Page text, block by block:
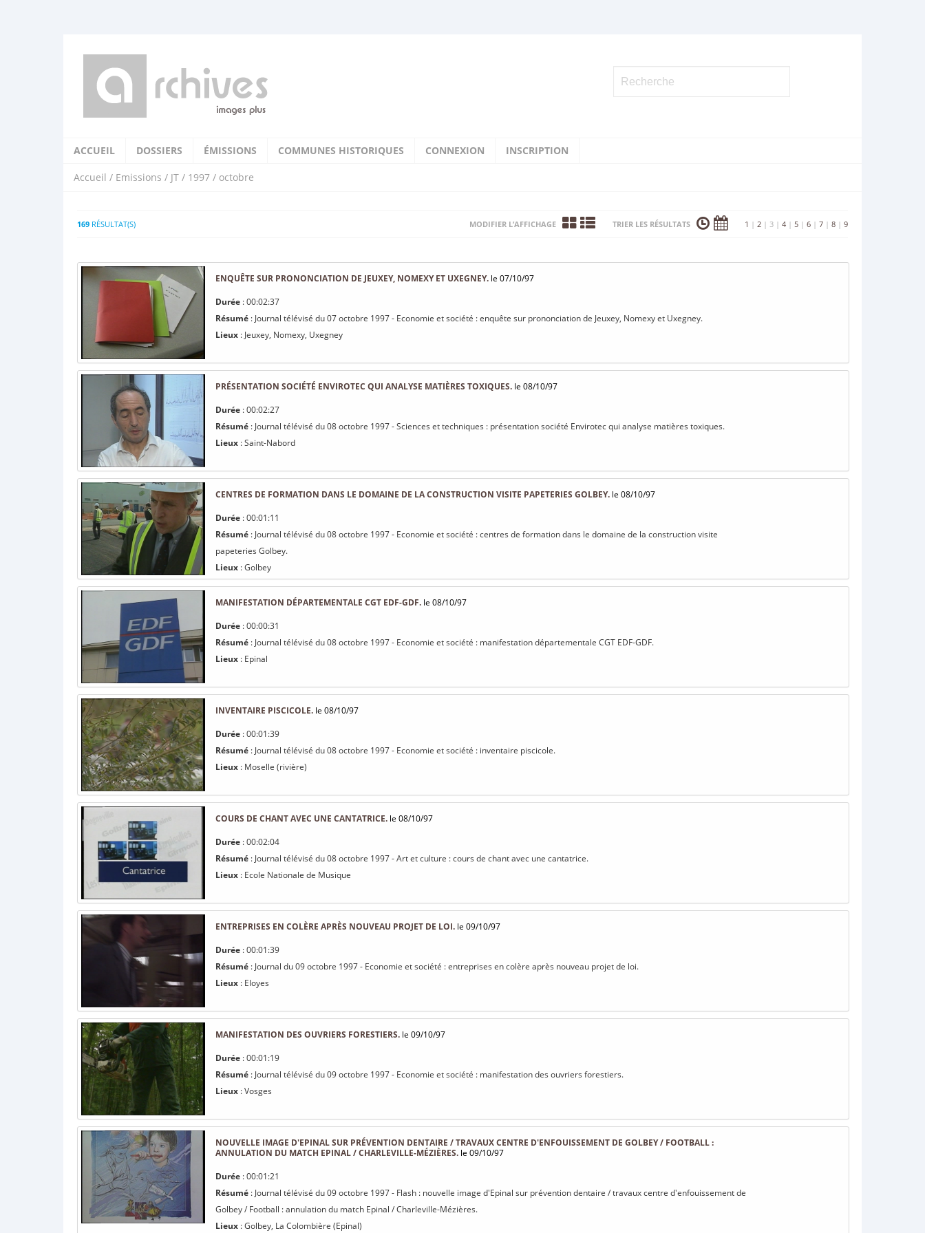
ACCUEIL DOSSIERS ÉMISSIONS COMMUNES HISTORIQUES CONNEXION INSCRIPTION
Accueil / Emissions / JT / 1997 / octobre
169 RÉSULTAT(S) 1 | 2 | 3 | 4 | 5 | 6 | 7 | 8 | 9
TRIER LES RÉSULTATS
MODIFIER L’AFFICHAGE
ENQUÊTE SUR PRONONCIATION DE JEUXEY, NOMEXY ET UXEGNEY. le 07/10/97
Durée : 00:02:37
Résumé : Journal télévisé du 07 octobre 1997 - Economie et société : enquête sur prononciation de Jeuxey, Nomexy et Uxegney.
Lieux : Jeuxey, Nomexy, Uxegney
PRÉSENTATION SOCIÉTÉ ENVIROTEC QUI ANALYSE MATIÈRES TOXIQUES. le 08/10/97
Durée : 00:02:27
Résumé : Journal télévisé du 08 octobre 1997 - Sciences et techniques : présentation société Envirotec qui analyse matières toxiques.
Lieux : Saint-Nabord
CENTRES DE FORMATION DANS LE DOMAINE DE LA CONSTRUCTION VISITE PAPETERIES GOLBEY. le 08/10/97
Durée : 00:01:11
Résumé : Journal télévisé du 08 octobre 1997 - Economie et société : centres de formation dans le domaine de la construction visite
papeteries Golbey.
Lieux : Golbey
MANIFESTATION DÉPARTEMENTALE CGT EDF-GDF. le 08/10/97
Durée : 00:00:31
Résumé : Journal télévisé du 08 octobre 1997 - Economie et société : manifestation départementale CGT EDF-GDF.
Lieux : Epinal
INVENTAIRE PISCICOLE. le 08/10/97
Durée : 00:01:39
Résumé : Journal télévisé du 08 octobre 1997 - Economie et société : inventaire piscicole.
Lieux : Moselle (rivière)
COURS DE CHANT AVEC UNE CANTATRICE. le 08/10/97
Durée : 00:02:04
Résumé : Journal télévisé du 08 octobre 1997 - Art et culture : cours de chant avec une cantatrice.
Lieux : Ecole Nationale de Musique
ENTREPRISES EN COLÈRE APRÈS NOUVEAU PROJET DE LOI. le 09/10/97
Durée : 00:01:39
Résumé : Journal du 09 octobre 1997 - Economie et société : entreprises en colère après nouveau projet de loi.
Lieux : Eloyes
MANIFESTATION DES OUVRIERS FORESTIERS. le 09/10/97
Durée : 00:01:19
Résumé : Journal télévisé du 09 octobre 1997 - Economie et société : manifestation des ouvriers forestiers.
Lieux : Vosges
NOUVELLE IMAGE D'EPINAL SUR PRÉVENTION DENTAIRE / TRAVAUX CENTRE D'ENFOUISSEMENT DE GOLBEY / FOOTBALL :
ANNULATION DU MATCH EPINAL / CHARLEVILLE-MÉZIÈRES. le 09/10/97
Durée : 00:01:21
Résumé : Journal télévisé du 09 octobre 1997 - Flash : nouvelle image d'Epinal sur prévention dentaire / travaux centre d'enfouissement de
Golbey / Football : annulation du match Epinal / Charleville-Mézières.
Lieux : Golbey, La Colombière (Epinal)